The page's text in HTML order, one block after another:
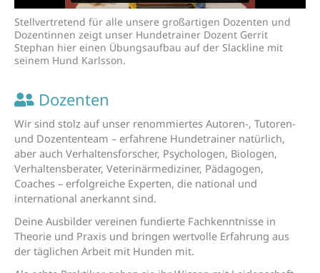
Stellvertretend für alle unsere großartigen Dozenten und
Dozentinnen zeigt unser Hundetrainer Dozent Gerrit
Stephan hier einen Übungsaufbau auf der Slackline mit
seinem Hund Karlsson.
Dozenten
Wir sind stolz auf unser renommiertes Autoren-, Tutoren-
und Dozententeam – erfahrene Hundetrainer natürlich,
aber auch Verhaltensforscher, Psychologen, Biologen,
Verhaltensberater, Veterinärmediziner, Pädagogen,
Coaches – erfolgreiche Experten, die national und
international anerkannt sind.
Deine Ausbilder vereinen fundierte Fachkenntnisse in
Theorie und Praxis und bringen wertvolle Erfahrung aus
der täglichen Arbeit mit Hunden mit.